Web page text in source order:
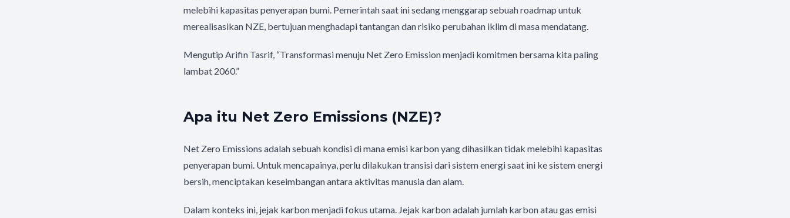
melebihi kapasitas penyerapan bumi. Pemerintah saat ini sedang menggarap sebuah roadmap untuk
merealisasikan NZE, bertujuan menghadapi tantangan dan risiko perubahan iklim di masa mendatang.
Mengutip Arifin Tasrif, “Transformasi menuju Net Zero Emission menjadi komitmen bersama kita paling
lambat 2060.”
Apa itu Net Zero Emissions (NZE)?
Net Zero Emissions adalah sebuah kondisi di mana emisi karbon yang dihasilkan tidak melebihi kapasitas
penyerapan bumi. Untuk mencapainya, perlu dilakukan transisi dari sistem energi saat ini ke sistem energi
bersih, menciptakan keseimbangan antara aktivitas manusia dan alam.
Dalam konteks ini, jejak karbon menjadi fokus utama. Jejak karbon adalah jumlah karbon atau gas emisi